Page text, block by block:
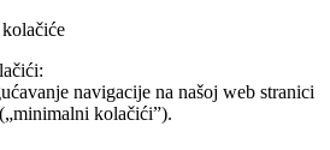
navigacije na našoj web stranici
kolačići”).